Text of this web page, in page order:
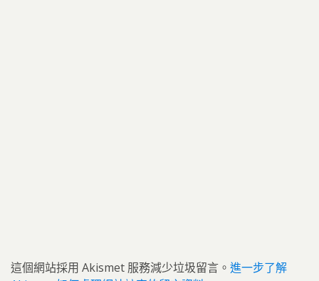
這個網站採用 Akismet 服務減少垃圾留言。 進一步了解